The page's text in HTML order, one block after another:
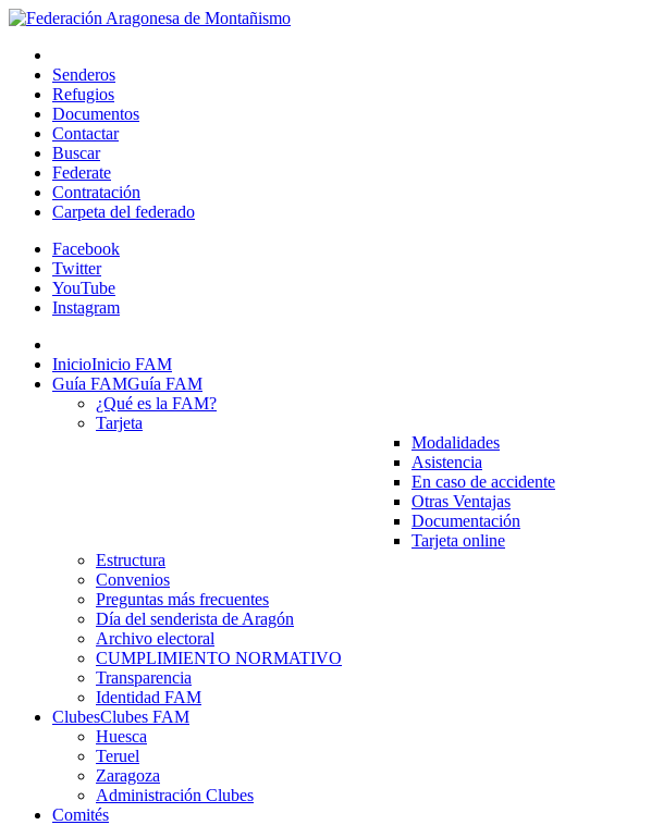
Senderos
Refugios
Documentos
Contactar
Buscar
Federate
Contratación
Carpeta del federado
Facebook
Twitter
YouTube
Instagram
InicioInicio FAM
Guía FAMGuía FAM
¿Qué es la FAM?
Tarjeta
Modalidades
Asistencia
En caso de accidente
Otras Ventajas
Documentación
Tarjeta online
Estructura
Convenios
Preguntas más frecuentes
Día del senderista de Aragón
Archivo electoral
CUMPLIMIENTO NORMATIVO
Transparencia
Identidad FAM
ClubesClubes FAM
Huesca
Teruel
Zaragoza
Administración Clubes
Comités